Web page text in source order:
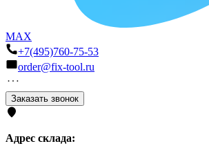
MAX
+7(495)760-75-53
order@fix-tool.ru
Заказать звонок
Адрес склада: